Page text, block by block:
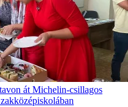
át Michelin-csillagos